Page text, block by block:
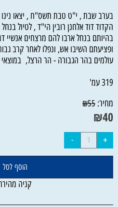
בערב שבת , י"ט טבת תשס"ח , יצאו
הקדוד דוד אלחנן רובין הי"ד , לטיול
בהיותם בנחל ארבו להם מרצחים אנשיי
ופציעתם השיבו אש, ונפלו לאחר קרב
עולמים בהר הגבורה - הר הרצל,
319 עמ'
מחיר:
₪55
₪40
הוסף לסל
קניה מהירה